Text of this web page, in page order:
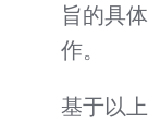
旨的具
作。
基于以